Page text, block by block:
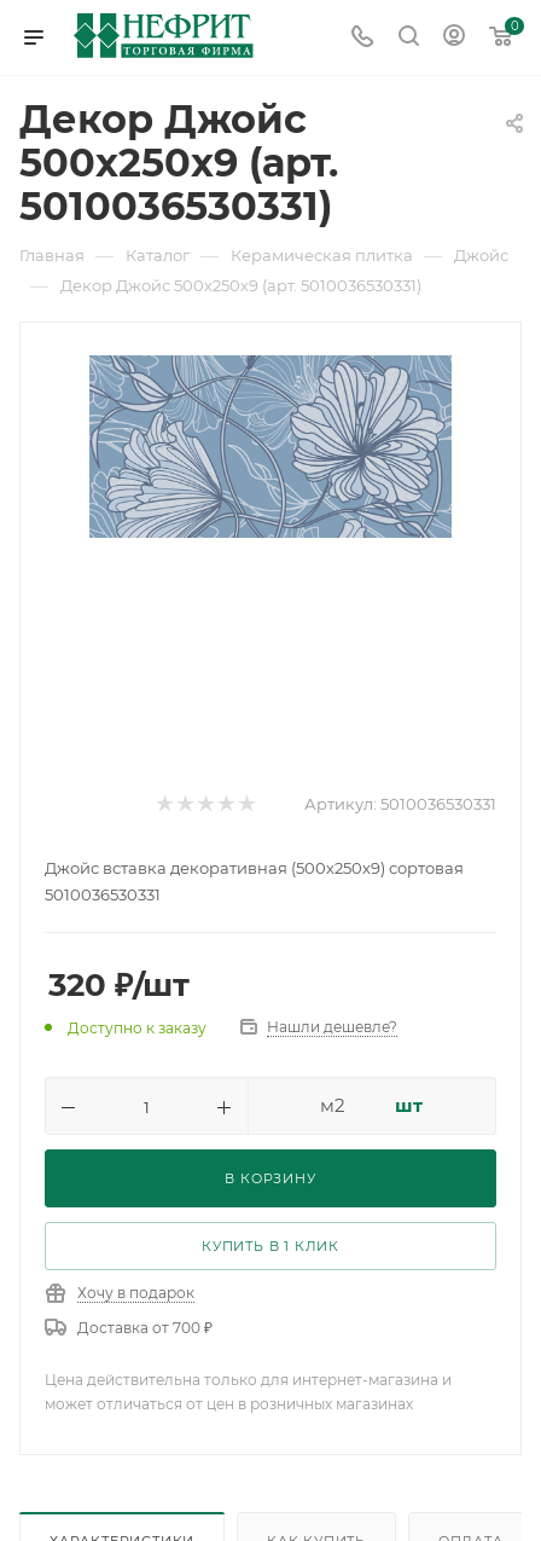
0
Декор Джойс
500х250х9 (арт.
5010036530331)
Главная — Каталог — Керамическая плитка — Джойс
— Декор Джойс 500х250х9 (арт. 5010036530331)
Артикул: 5010036530331
Джойс вставка декоративная (500х250х9) сортовая
5010036530331
320 ₽/шт
Доступно к заказу Нашли дешевле?
м2 шт
В КОРЗИНУ
КУПИТЬ В 1 КЛИК
Хочу в подарок
Доставка от 700 ₽
Цена действительна только для интернет-магазина и
может отличаться от цен в розничных магазинах